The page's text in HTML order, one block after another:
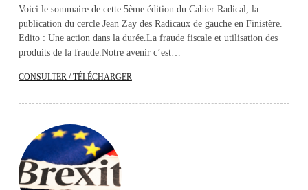
Voici le sommaire de cette 5ème édition du Cahier Radical, la
publication du cercle Jean Zay des Radicaux de gauche en Finistère.
Edito : Une action dans la durée.La fraude fiscale et utilisation des
produits de la fraude.Notre avenir c’est…
CONSULTER / TÉLÉCHARGER